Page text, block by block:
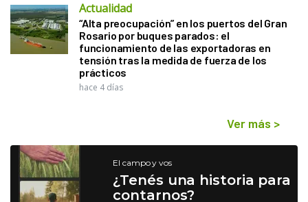
Actualidad
“Alta preocupación” en los puertos del Gran
Rosario por buques parados: el
funcionamiento de las exportadoras en
tensión tras la medida de fuerza de los
prácticos
hace 4 días
Ver más >
El campo y vos
¿Tenés una historia para
contarnos?